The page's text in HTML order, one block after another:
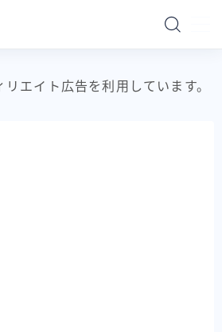
エイト広告を利用しています。